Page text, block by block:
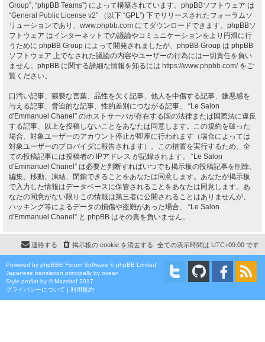
Group”, “phpBB Teams”) によって構築されています。phpBBソフトウェア は
“General Public License v2” （以下 “GPL”) 下でリリースされたフォーラムソ
リューションであり、 www.phpbb.com にてダウンロードできます。phpBBソ
フトウェア はインターネットでの議論やコミュニケーションをより円滑に行
うために phpBB Group によって開発されましたが、phpBB Group は phpBB
ソフトウェア 上でなされた議論の内容やユーザーの行為には一切責任を負い
ません。phpBB に関する詳細な情報を知るには https://www.phpbb.com/をご
覧ください。
口汚い記事、猥褻な言葉、品性を欠く記事、他人を中傷する記事、嫌悪感を
与える記事、脅迫的な記事、性的差別につながる記事、 “Le Salon
d'Emmanuel Chanel” のホストサーバが存在する国の法律または国際法に違反
する記事、以上を投稿しないことをあなたは同意します。この規約を破った
場合、対象ユーザーのアカウント停止が即座に行われます（場合によっては
対象ユーザーのプロバイダに報告されます）。この措置を実行するため、全
ての投稿記事には投稿者の IPアドレス が記録されます。 “Le Salon
d'Emmanuel Chanel” は必要と判断すればいつでも掲示板の投稿記事を削除、
編集、移動、凍結、閉鎖できることをあなたは同意します。あなたが掲示板
で入力した情報はデータベースに保管されることをあなたは同意します。あ
なたの同意がない限りこの情報は第三者に公開されることはありませんが、
ハッキング等によるデータの損傷や盗難があった場合、 “Le Salon
d'Emmanuel Chanel” と phpBB はその責を負いません。
全ての表示時間は UTC+09:00 です
掲示板の cookie を消去する
連絡する
Powered by phpBB® Forum Software © phpBB Limited
Japanese translation principally by ocean
Style proflat by ©Mazeltof 2017
プライバシーについて | 利用規約